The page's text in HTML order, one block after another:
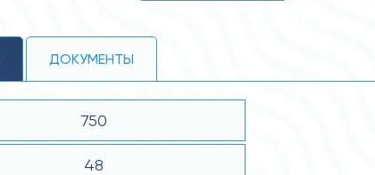
ДОКУМЕНТЫ
750
48